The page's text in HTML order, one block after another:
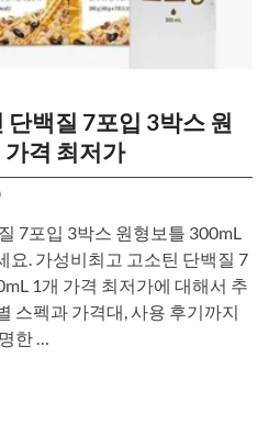
백질 7포입 3박스 원
격 최저가
7포입 3박스 원형보틀 300mL
요. 가성비최고 고소틴 단백질 7
1개 가격 최저가에 대해서 추
스펙과 가격대, 사용 후기까지
한 …